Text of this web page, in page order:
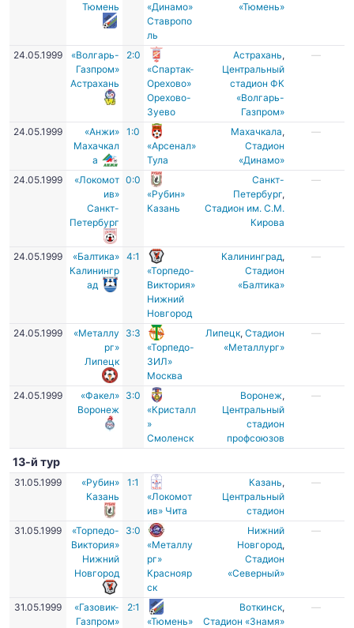
Тюмень
«Динамо»
Ставропо
ль
«Тюмень»
24.05.1999
«Волгарь-
Газпром»
Астрахань
2:0
«Спартак-
Орехово»
Орехово-
Зуево
Астрахань,
Центральный
стадион ФК
«Волгарь-
Газпром»
—
24.05.1999
«Анжи»
Махачкал
а
1:0
«Арсенал»
Тула
Махачкала,
Стадион
«Динамо»
—
24.05.1999
«Локомот
ив»
Санкт-
Петербург
0:0
«Рубин»
Казань
Санкт-
Петербург,
Стадион им. С.М.
Кирова
—
24.05.1999
«Балтика»
Калинингр
ад
4:1
«Торпедо-
Виктория»
Нижний
Новгород
Калининград,
Стадион
«Балтика»
—
24.05.1999
«Металлу
рг»
Липецк
3:3
«Торпедо-
ЗИЛ»
Москва
Липецк,Стадион
«Металлург»
—
24.05.1999
«Факел»
Воронеж
3:0
«Кристалл
»
Смоленск
Воронеж,
Центральный
стадион
профсоюзов
—
13-й тур
31.05.1999
«Рубин»
Казань
1:1
«Локомот
ив» Чита
Казань,
Центральный
стадион
—
31.05.1999
«Торпедо-
Виктория»
Нижний
Новгород
3:0
«Металлу
рг»
Краснояр
ск
Нижний
Новгород,
Стадион
«Северный»
—
31.05.1999
«Газовик-
Газпром»
2:1
«Тюмень»
Воткинск,
Стадион «Знамя»
—